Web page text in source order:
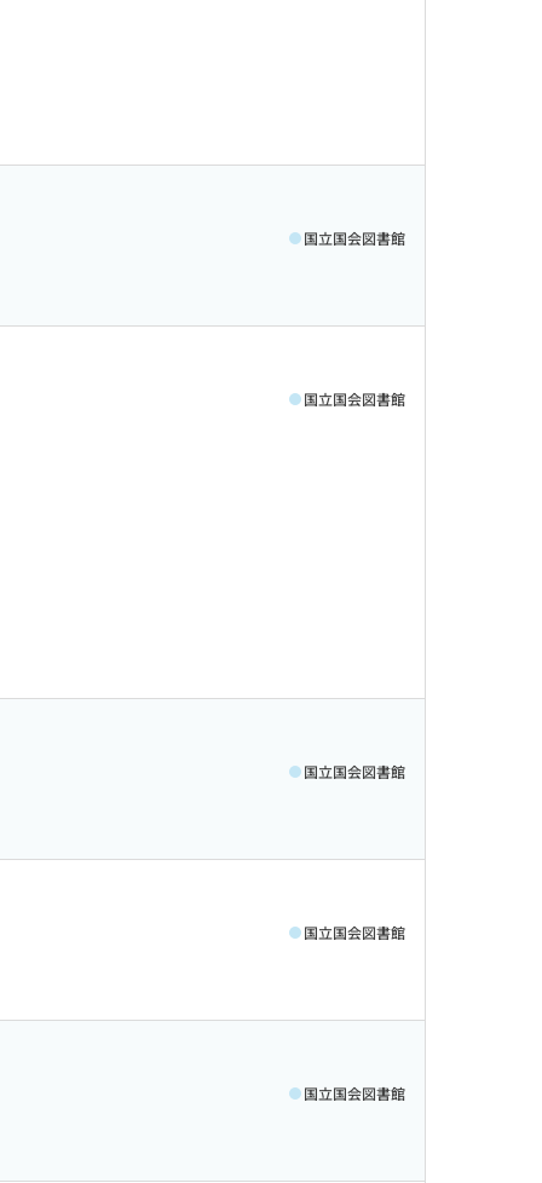
国立国会図書館
国立国会図書館
国立国会図書館
国立国会図書館
国立国会図書館